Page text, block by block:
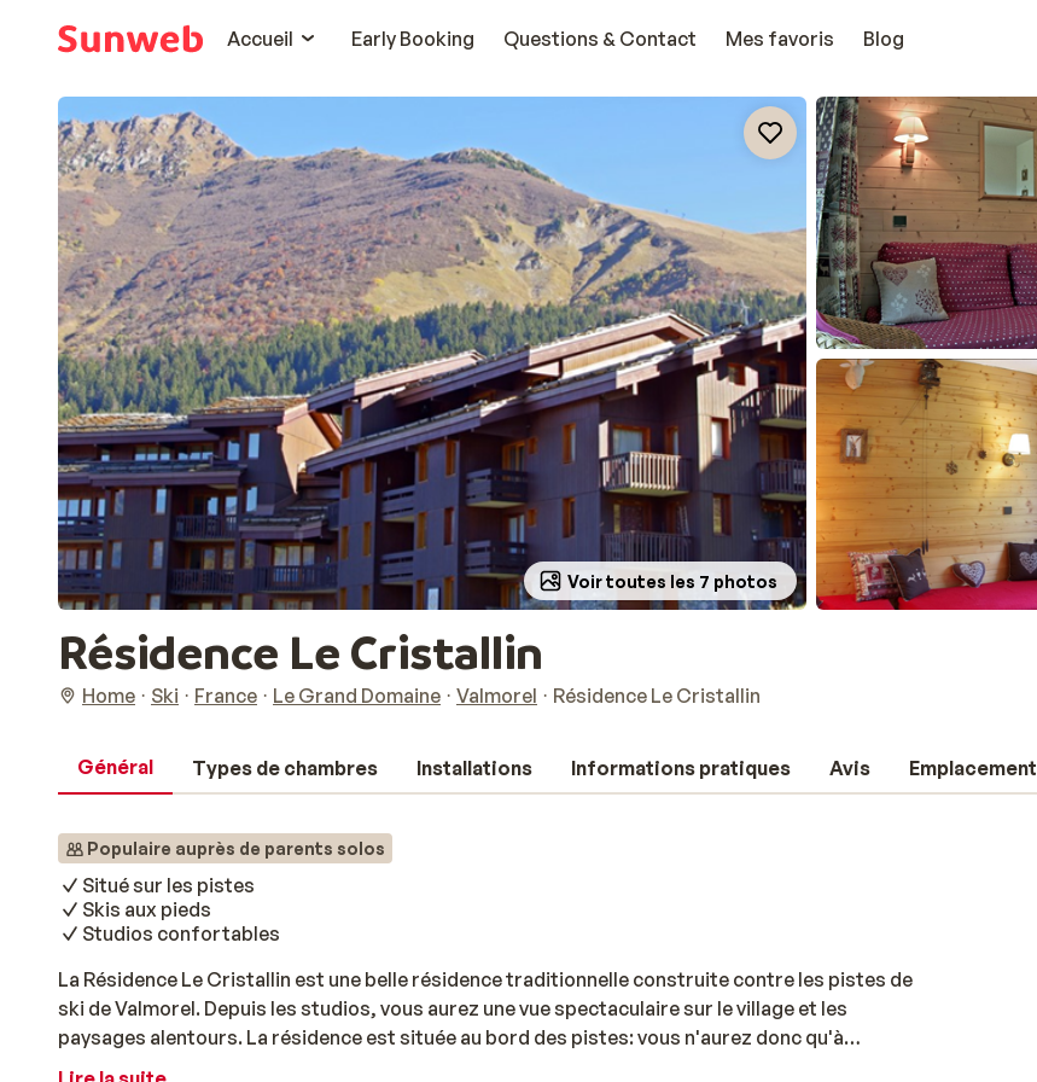
Accueil
Early Booking Questions & Contact Mes favoris Blog
Voir toutes les 7 photos
Résidence Le Cristallin
Home Ski France Le Grand Domaine Valmorel Résidence Le Cristallin
Général Types de chambres Installations Informations pratiques Avis Emplacement
Populaire auprès de parents solos
Situé sur les pistes
Skis aux pieds
Studios confortables
La Résidence Le Cristallin est une belle résidence traditionnelle construite contre les pistes de
ski de Valmorel. Depuis les studios, vous aurez une vue spectaculaire sur le village et les
paysages alentours. La résidence est située au bord des pistes: vous n'aurez donc qu'à
chausser vos skis pour y accéder et dévaler les pistes. Le centre agréable de Valmorel se trouve